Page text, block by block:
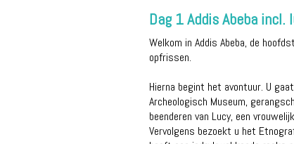
Dag 1 Addis Abeba incl.
Welkom in Addis Abeba, de
opfrissen.
Hierna begint het avontuur. U
Archeologisch Museum,
beenderen van Lucy, een
Vervolgens bezoekt u het